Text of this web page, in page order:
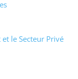
le Secteur Privé